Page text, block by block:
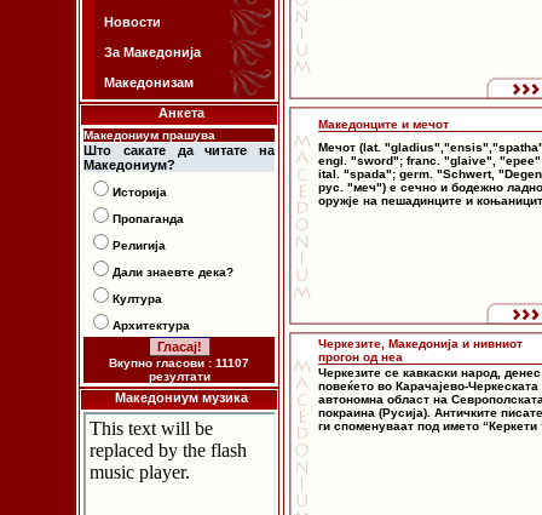
Новости
За Македонија
Македонизам
Анкета
Македониум прашува
Што сакате да читате на
Македониум?
Историја
Пропаганда
Религија
Дали знаевте дека?
Култура
Архитектура
Вкупно гласови : 11107
резултати
Македониум музика
Македонците и мечот
Мечот (lat.
engl. "sword"; franc. "glaive",
ital. "spada"; germ. "Schwert,
рус. "меч") е сечно и бодежно ладно
оружје на пешадинците и
Черкезите, Македонија и нивниот
прогон од неа
Черкезите се кавкаски народ, денес
повеќето во Карачајево-Черкеската
автономна област на
покраина (Русија). Античките
ги споменуваат под името “Керкети